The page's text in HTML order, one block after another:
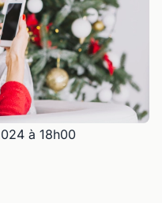
à 18h00